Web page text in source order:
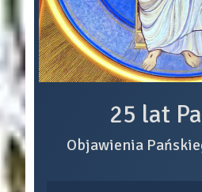
25 lat
Objawienia